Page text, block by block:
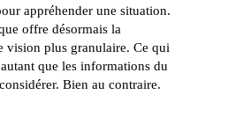
appréhender une situation.
offre désormais la
vision plus granulaire. Ce qui
que les informations du
Bien au contraire.